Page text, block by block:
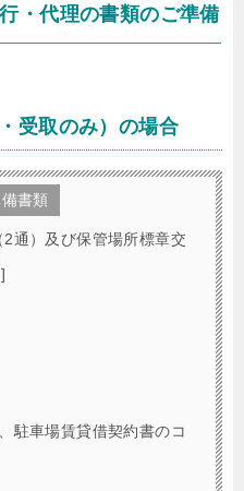
・代理の書類のご準備
受取のみ）の場合
書類
通）及び保管場所標章交
駐車場賃貸借契約書のコ